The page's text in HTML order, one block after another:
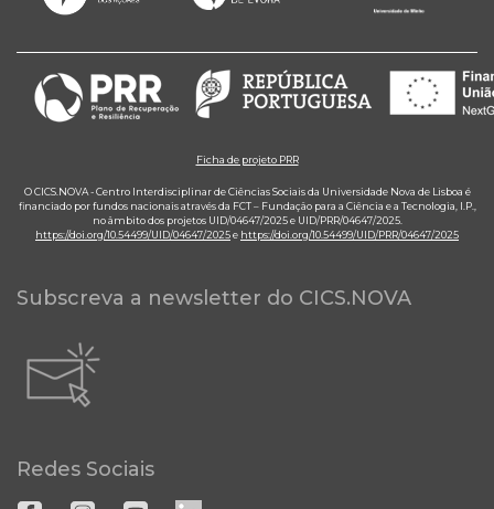
Ficha de projeto PRR
O CICS.NOVA - Centro Interdisciplinar de Ciências Sociais da Universidade Nova de Lisboa é
financiado por fundos nacionais através da FCT – Fundação para a Ciência e a Tecnologia, I.P.,
no âmbito dos projetos UID/04647/2025 e UID/PRR/04647/2025.
https://doi.org/10.54499/UID/04647/2025e https://doi.org/10.54499/UID/PRR/04647/2025
Subscreva a newsletter do CICS.NOVA
Redes Sociais